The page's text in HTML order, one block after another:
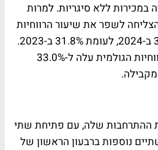
זהות, ו-3.8% ירידה במכירות ללא סיגריות. למרות
לשפר את שיעור הרווחיות
הגולמית ממסחר ל-32.8% ב-2024, לעומת 31.8% ב-2023.
ברבעון הרביעי, שיעור הרווחיות הגולמית עלה ל-33.0%
ההתרחבות שלה, עם פתיחת שתי
חדשות ב-2024 ושתיים נוספות ברבעון הראשון של